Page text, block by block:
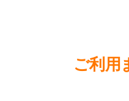
ご利用